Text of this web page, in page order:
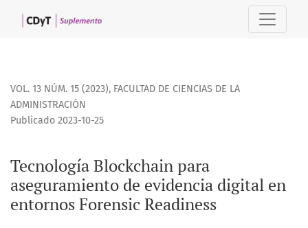
Tecnología Blockchain para aseguramiento de evidencia
VOL. 13 NÚM. 15 (2023), FACULTAD DE CIENCIAS DE LA
ADMINISTRACIÓN
Tecnología Blockchain para
aseguramiento de evidencia digital en
entornos Forensic Readiness
Publicado 2023-10-25